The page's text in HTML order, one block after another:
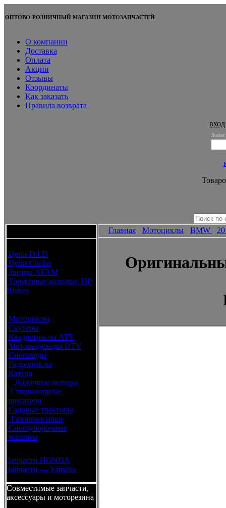
ОПТОВО-РОЗНИЧНЫЙ МАГАЗИН МОТОЗАПЧАСТЕЙ
О компании
Доставка
Оплата
Акции
Отзывы
Координаты
Как заказать
Правила возврата
Логин:
Цепи D.I.D
Цепи Choho
Звезды AFAM
Тормозные колодки DP
Brakes
Мотоциклы
Скутеры
Квадроциклы ATV
Мотовездеходы UTV
Снегоходы
Гидроциклы
Катера
Лодочные моторы
Стационарные
двигатели
Садовые тракторы
Газонокосилки
Снегоуборочные
машины
Запчасти HONDA
Запчасти — Yamaha
Совместимые запчасти,
аксессуары и моторезина
Главная Мотоциклы BMW